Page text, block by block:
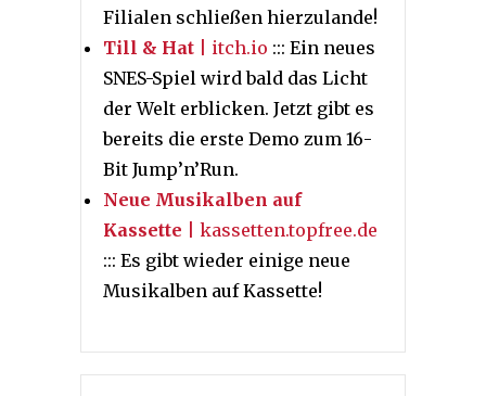
Filialen schließen hierzulande!
Till & Hat | itch.io ::: Ein neues
SNES-Spiel wird bald das Licht
der Welt erblicken. Jetzt gibt es
bereits die erste Demo zum 16-
Bit Jump’n’Run.
Neue Musikalben auf
Kassette | kassetten.topfree.de
::: Es gibt wieder einige neue
Musikalben auf Kassette!